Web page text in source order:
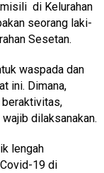
di Kelurahan
seorang laki-
Sesetan.
waspada dan
ini. Dimana,
dilaksanakan.
lengah
19 di